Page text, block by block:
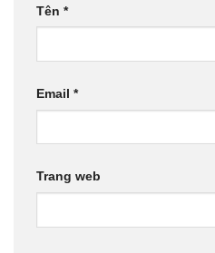
Tên *
Email *
Trang web